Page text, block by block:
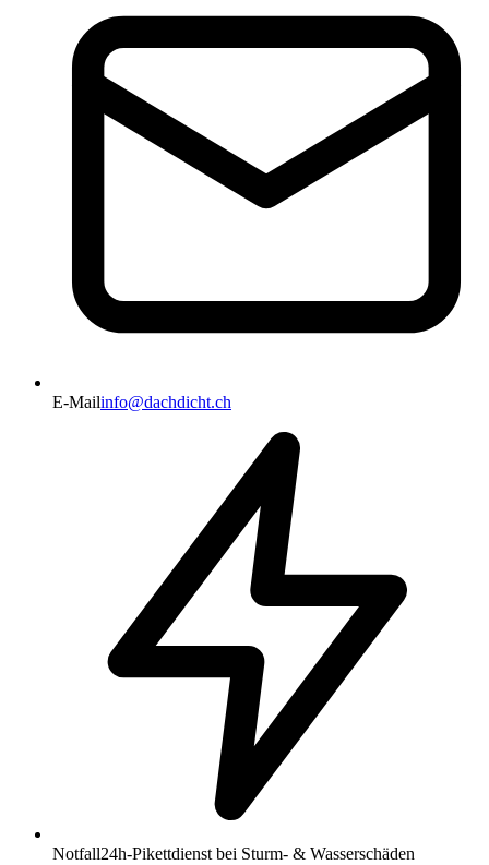
E-Mailinfo@dachdicht.ch
Notfall24h-Pikettdienst bei Sturm- & Wasserschäden